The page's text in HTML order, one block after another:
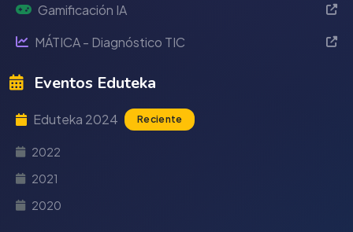
Gamificación IA
MÁTICA - Diagnóstico TIC
Eventos Eduteka
Eduteka 2024 Reciente
2022
2021
2020